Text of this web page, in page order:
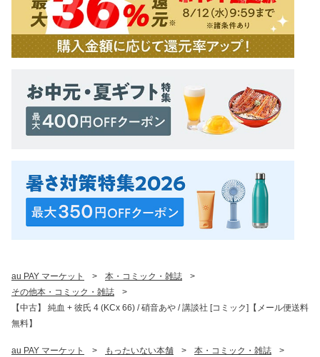
au PAY マーケット > 本・コミック・雑誌
>
その他本・コミック・雑誌
>
【中古】 純血 + 彼氏 4 (KCx 66) / 硝音あや / 講談社 [コミック]【メール便送料
無料】
au PAY マーケット > もったいない本舗 > 本・コミック・雑誌
>